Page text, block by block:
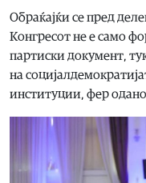
Обраќајќи се пред
Конгресот не е само
партиски документ,
на
институции, фер